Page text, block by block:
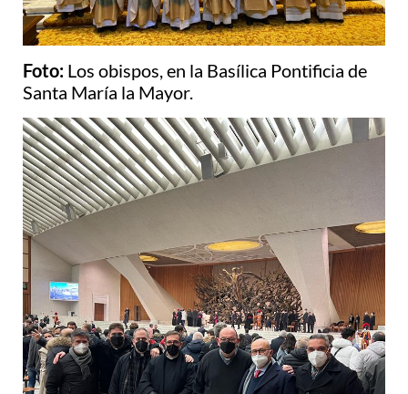
Foto: Los obispos, en la Basílica Pontificia de
Santa María la Mayor.